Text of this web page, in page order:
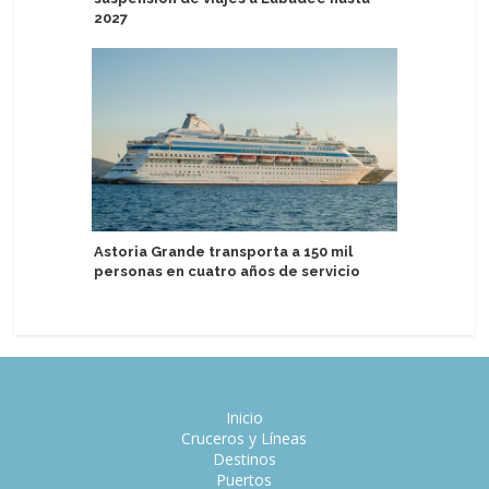
2027
Astoria Grande transporta a 150 mil
personas en cuatro años de servicio
Inicio
Cruceros y Líneas
Destinos
Puertos